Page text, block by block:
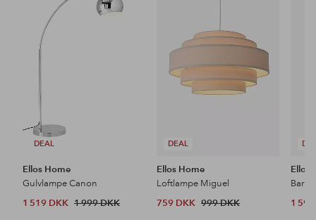
DEAL
til
Ellos Home
Gulvlampe Canon
1 519 DKK 1 999 DKK
DEAL
Ellos Home
Loftlampe Miguel
759 DKK 999 DKK
Ellos
1